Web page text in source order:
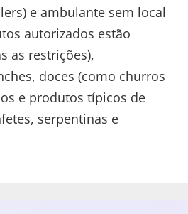
e ambulante sem local
autorizados estão
as restrições),
doces (como churros
e produtos típicos de
serpentinas e